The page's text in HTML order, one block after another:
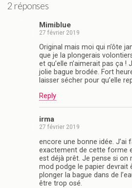
2 réponses
Mimiblue
27 février 2019
Original mais moi qui n’ôte
que je la plongerais
et qu’elle n’aimerait pas ça !
jolie bague brodée. Fort
laisser sécher pour qu’elle
Reply
irma
27 février 2019
encore une bonne idée. J’ai
exactement de cette forme
est déjà prêt. Je pense si on
mod podge le papier devrait
plonger la bague dans de
être trop osé.